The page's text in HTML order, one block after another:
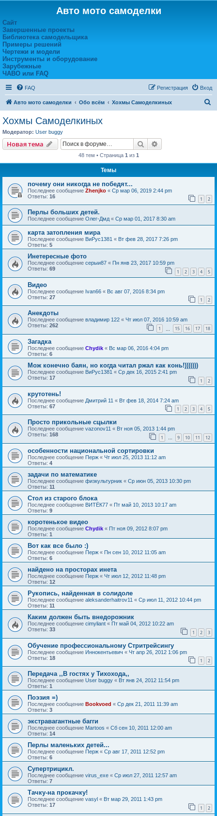
Авто мото самоделки
Сайт
Завершенные проекты
Библиотека самодельщика
Примеры решений
Чертежи и модели
Инструменты и оборудование
Зарубежные
ЧАВО или FAQ
FAQ Вход
Регистрация
Авто мото самоделки Обо всём Хохмы Самоделкиных
Хохмы Самоделкиных
Модератор: User buggy
Новая тема Поиск
48 тем • Страница 1 из 1
Темы
почему они никогда не победят...
Последнее сообщение Zhenjko « Ср мар 06, 2019 2:44 pm
Ответы: 16 1 2
Перлы больших детей.
Последнее сообщение Олег-Дмд « Ср мар 01, 2017 8:30 am
карта затопления мира
Последнее сообщение ВиРус1381 « Вт фев 28, 2017 7:26 pm
Ответы: 5
Инетересные фото
Последнее сообщение серыи87 « Пн янв 23, 2017 10:59 pm
Ответы: 69 1 2 3 4 5
Видео
Последнее сообщение Ivan66 « Вс авг 07, 2016 8:34 pm
Ответы: 27 1 2
Анекдоты
Последнее сообщение владимир 122 « Чт июл 07, 2016 10:59 am
Ответы: 262 1 15 16 17 18
Загадка
Последнее сообщение Chydik « Вс мар 06, 2016 4:04 pm
Ответы: 6
Мож конечно баян, но когда читал ржал как конь!)))))))
Последнее сообщение ВиРус1381 « Ср дек 16, 2015 2:41 pm
Ответы: 17 1 2
крутотень!
Последнее сообщение Дмитрий 11 « Вт фев 18, 2014 7:24 am
Ответы: 67 1 2 3 4 5
Просто прикольные сцылки
Последнее сообщение vazonov11 « Вт ноя 05, 2013 1:44 pm
Ответы: 168 1 … 9 10 11 12
особенности национальной сортировки
Последнее сообщение Перж « Чт июл 25, 2013 11:12 am
Ответы: 4
задачи по математике
Последнее сообщение физкультурник « Ср июн 05, 2013 10:30 pm
Ответы: 11
Стол из старого блока
Последнее сообщение ВИТЁК77 « Пт май 10, 2013 10:17 am
Ответы: 9
коротенькое видео
Последнее сообщение Chydik « Пт ноя 09, 2012 8:07 pm
Ответы: 1
Bот как все было :)
Последнее сообщение Перж « Пн сен 10, 2012 11:05 am
Ответы: 6
найдено на просторах инета
Последнее сообщение Перж « Чт июл 12, 2012 11:48 pm
Ответы: 12
Рукопись, найденная в солидоле
Последнее сообщение aleksanderhaitrov11 « Ср июл 11, 2012 10:44 pm
Ответы: 11
Каким должен быть внедорожник
Последнее сообщение cimyliant « Пт май 04, 2012 10:22 am
Ответы: 33 1 2 3
Обучение профессиональному Стритрейсингу
Последнее сообщение Иннокентьевич « Чт апр 26, 2012 1:06 pm
Ответы: 18 1 2
Передача ,,В гостях у Тихохода,,
Последнее сообщение User buggy « Вт янв 24, 2012 11:54 pm
Ответы: 1
Поэзия =)
Последнее сообщение Bookvoed « Ср дек 21, 2011 11:39 am
Ответы: 3
экстравагантные багги
Последнее сообщение Martoos « Сб сен 10, 2011 12:00 am
Ответы: 14
Перлы маленьких детей...
Последнее сообщение Перж « Ср авг 17, 2011 12:52 pm
Ответы: 6
Супертрицикл.
Последнее сообщение virus_exe « Ср июл 27, 2011 12:57 am
Ответы: 7
Тачку-на прокачку!
Последнее сообщение vasyl « Вт мар 29, 2011 1:43 pm
Ответы: 17 1 2